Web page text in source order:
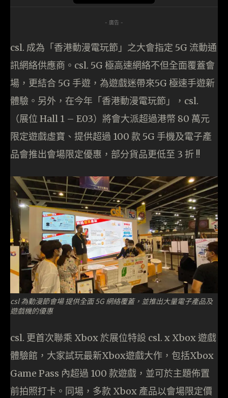
- 廣告 -
csl. 成為「香港動漫電玩節」之大會指定 5G 流動通
訊網絡供應商。csl. 5G 極高速網絡不但全面覆蓋會
場，更結合 5G 手遊，為遊戲迷帶來5G 極速手遊新
體驗。另外，在今年「香港動漫電玩節」，csl.
（展位 Hall 1 – E03）將會大派超過港幣 80 萬元
限定遊戲虛寶、提供超過 100 款 5G 手機及電子產
品會推出會場限定優惠，部分貨品更低至 3 折 !!
csl 為動漫節會場 提供全面 5G 網絡覆蓋，並推出大量電子產品及
遊戲機的優惠
csl. 更首次聯乘 Xbox 於展位特設 csl. x Xbox 遊戲
體驗館，大家試玩最新Xbox遊戲大作，包括Xbox
Game Pass 內超過 100 款遊戲，並可於主題佈置
前拍照打卡。同場，多款 Xbox 產品以會場限定價